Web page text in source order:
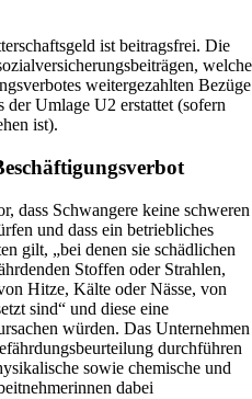
ist beitragsfrei. Die
welche
weitergezahlten Bezüge
Umlage U2 erstattet (sofern
ist).
dass Schwangere keine schweren
und dass ein betriebliches
gilt, „bei denen sie schädlichen
Stoffen oder Strahlen,
Hitze, Kälte oder Nässe, von
sind“ und diese eine
würden. Das Unternehmen
durchführen
sowie chemische und
dabei